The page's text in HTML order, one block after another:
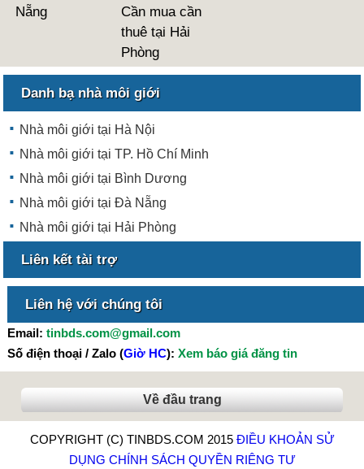
Nẵng
Cần mua cần
thuê tại Hải
Phòng
Danh bạ nhà môi giới
Nhà môi giới tại Hà Nội
Nhà môi giới tại TP. Hồ Chí Minh
Nhà môi giới tại Bình Dương
Nhà môi giới tại Đà Nẵng
Nhà môi giới tại Hải Phòng
Liên kết tài trợ
Liên hệ với chúng tôi
Email: tinbds.com@gmail.com
Số điện thoại / Zalo (Giờ HC): Xem báo giá đăng tin
Về đầu trang
COPYRIGHT (C) TINBDS.COM 2015 ĐIỀU KHOẢN SỬ
DỤNG CHÍNH SÁCH QUYỀN RIÊNG TƯ